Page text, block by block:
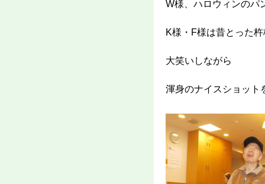
W様、ハロウィンのパ
K様・F様は昔とった
大笑いしながら
渾身のナイスショット